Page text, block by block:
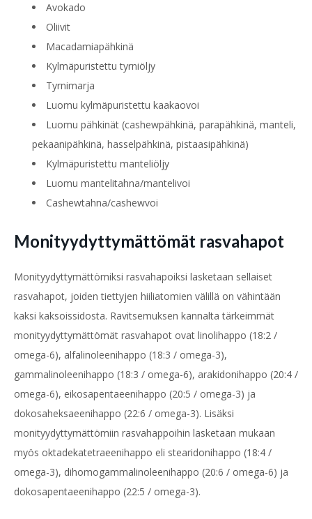
Avokado
Oliivit
Macadamiapähkinä
Kylmäpuristettu tyrniöljy
Tyrnimarja
Luomu kylmäpuristettu kaakaovoi
Luomu pähkinät (cashewpähkinä, parapähkinä, manteli,
pekaanipähkinä, hasselpähkinä, pistaasipähkinä)
Kylmäpuristettu manteliöljy
Luomu mantelitahna/mantelivoi
Cashewtahna/cashewvoi
Monityydyttymättömät rasvahapot
Monityydyttymättömiksi rasvahapoiksi lasketaan sellaiset
rasvahapot, joiden tiettyjen hiiliatomien välillä on vähintään
kaksi kaksoissidosta. Ravitsemuksen kannalta tärkeimmät
monityydyttymättömät rasvahapot ovat linolihappo (18:2 /
omega-6), alfalinoleenihappo (18:3 / omega-3),
gammalinoleenihappo (18:3 / omega-6), arakidonihappo (20:4 /
omega-6), eikosapentaeenihappo (20:5 / omega-3) ja
dokosaheksaeenihappo (22:6 / omega-3). Lisäksi
monityydyttymättömiin rasvahappoihin lasketaan mukaan
myös oktadekatetraeenihappo eli stearidonihappo (18:4 /
omega-3), dihomogammalinoleenihappo (20:6 / omega-6) ja
dokosapentaeenihappo (22:5 / omega-3).